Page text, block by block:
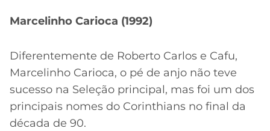
Marcelinho Carioca (1992)
Diferentemente de Roberto Carlos e Cafu,
Marcelinho Carioca, o pé de anjo não teve
sucesso na Seleção principal, mas foi um dos
principais nomes do Corinthians no final da
década de 90.